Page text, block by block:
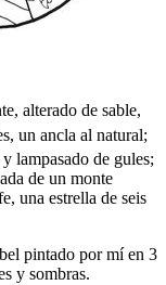
alterado de sable,
un ancla al natural;
lampasado de gules;
de un monte
una estrella de seis
pintado por mí en 3
y sombras.